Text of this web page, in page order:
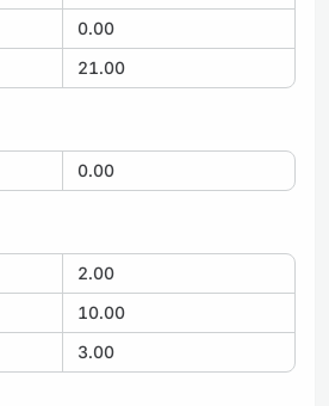
0.00
21.00
0.00
2.00
10.00
3.00